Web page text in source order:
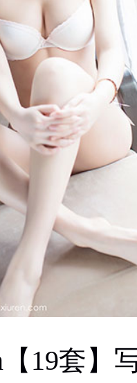
19套】